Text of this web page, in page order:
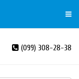
(099) 308-28-38